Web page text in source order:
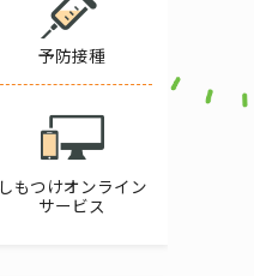
予防接種
しもつけオンライン
サービス